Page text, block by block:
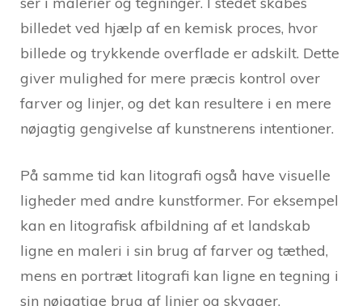
billedet ved hjælp af en kemisk proces, hvor
billede og trykkende overflade er adskilt. Dette
giver mulighed for mere præcis kontrol over
farver og linjer, og det kan resultere i en mere
nøjagtig gengivelse af kunstnerens intentioner.
På samme tid kan litografi også have visuelle
ligheder med andre kunstformer. For eksempel
kan en litografisk afbildning af et landskab
ligne en maleri i sin brug af farver og tæthed,
mens en portræt litografi kan ligne en tegning i
sin nøjagtige brug af linjer og skygger.